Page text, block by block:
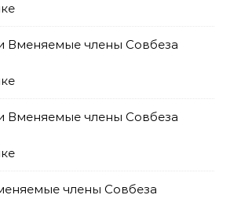
Вменяемые члены Совбеза
Вменяемые члены Совбеза
члены Совбеза